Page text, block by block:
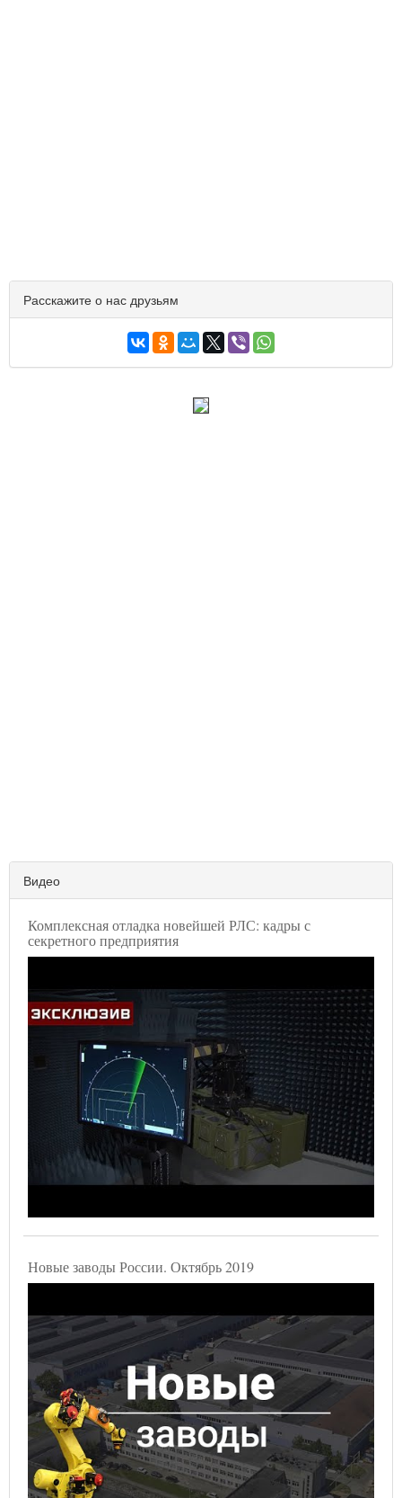
Расскажите о нас друзьям
Видео
Комплексная отладка новейшей РЛС: кадры с
секретного предприятия
Новые заводы России. Октябрь 2019